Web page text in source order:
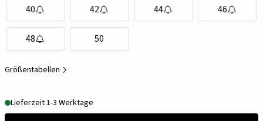
40 42 44 46
48 50
Größentabellen
Lieferzeit 1-3 Werktage